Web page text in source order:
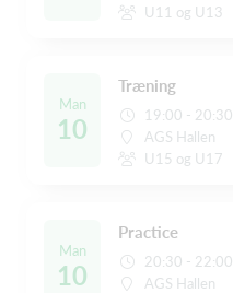
U11 og U13
Man
10
Træning
19:00 - 20:30
AGS Hallen
U15 og U17
Man
10
Practice
20:30 - 22:00
AGS Hallen